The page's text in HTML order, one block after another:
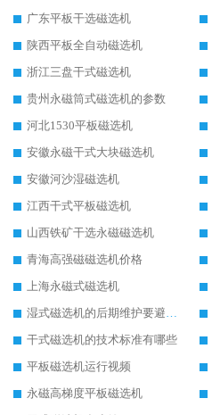
广东平板干选磁选机
陕西平板全自动磁选机
浙江三盘干式磁选机
贵州永磁筒式磁选机的参数
河北1530平板磁选机
安徽永磁干式大块磁选机
安徽河沙湿磁选机
江西干式平板磁选机
山西铁矿干选永磁磁选机
青海高强磁磁选机价格
上海永磁式磁选机
湿式磁选机的后期维护要避开哪些坑
干式磁选机的技术标准有哪些
平板磁选机运行视频
永磁高梯度平板磁选机